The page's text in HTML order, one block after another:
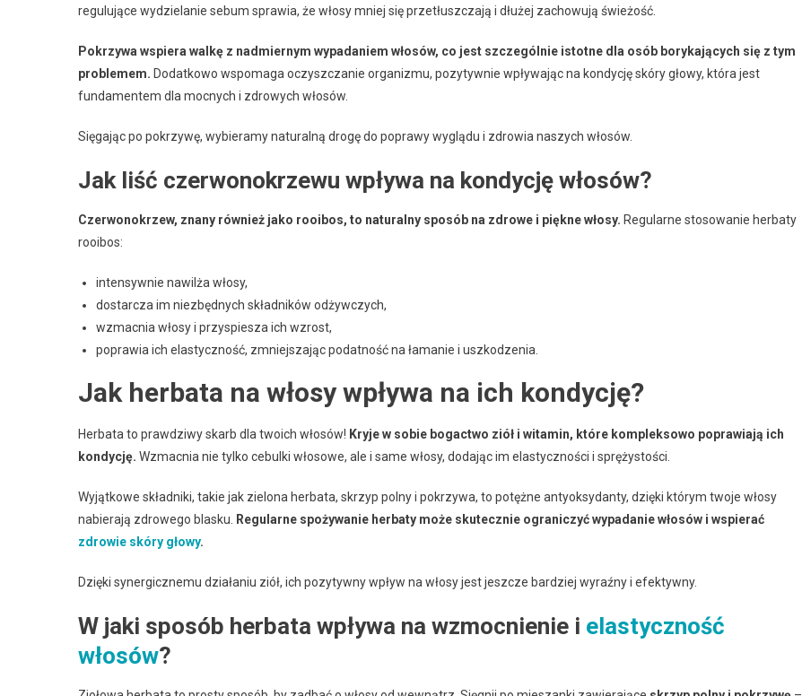
regulujące wydzielanie sebum sprawia, że włosy mniej się przetłuszczają i dłużej zachowują świeżość.
Pokrzywa wspiera walkę z nadmiernym wypadaniem włosów, co jest szczególnie istotne dla osób borykających się z tym
problemem. Dodatkowo wspomaga oczyszczanie organizmu, pozytywnie wpływając na kondycję skóry głowy, która jest
fundamentem dla mocnych i zdrowych włosów.
Sięgając po pokrzywę, wybieramy naturalną drogę do poprawy wyglądu i zdrowia naszych włosów.
Jak liść czerwonokrzewu wpływa na kondycję włosów?
Czerwonokrzew, znany również jako rooibos, to naturalny sposób na zdrowe i piękne włosy. Regularne stosowanie herbaty
rooibos:
intensywnie nawilża włosy,
dostarcza im niezbędnych składników odżywczych,
wzmacnia włosy i przyspiesza ich wzrost,
poprawia ich elastyczność, zmniejszając podatność na łamanie i uszkodzenia.
Jak herbata na włosy wpływa na ich kondycję?
Herbata to prawdziwy skarb dla twoich włosów! Kryje w sobie bogactwo ziół i witamin, które kompleksowo poprawiają ich
kondycję. Wzmacnia nie tylko cebulki włosowe, ale i same włosy, dodając im elastyczności i sprężystości.
Wyjątkowe składniki, takie jak zielona herbata, skrzyp polny i pokrzywa, to potężne antyoksydanty, dzięki którym twoje włosy
nabierają zdrowego blasku.
Regularne spożywanie herbaty może skutecznie ograniczyć wypadanie włosów i wspierać
zdrowie skóry głowy.
Dzięki synergicznemu działaniu ziół, ich pozytywny wpływ na włosy jest jeszcze bardziej wyraźny i efektywny.
W jaki sposób herbata wpływa na wzmocnienie i elastyczność
włosów?